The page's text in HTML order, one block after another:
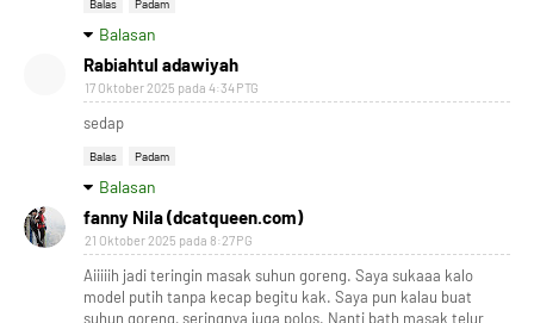
Balas Padam
Balasan
Rabiahtul adawiyah
17 Oktober 2025 pada 4:34 PTG
sedap
Balas Padam
Balasan
fanny Nila (dcatqueen.com)
21 Oktober 2025 pada 8:27 PG
Aiiiiih jadi teringin masak suhun goreng. Saya sukaaa kalo
model putih tanpa kecap begitu kak. Saya pun kalau buat
suhun goreng, seringnya juga polos. Nanti bath masak telur